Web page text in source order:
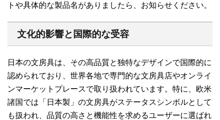
トや具体的な製品名がありましたら、お知らせください。
文化的影響と国際的な受容
日本の文房具は、その高品質と独特なデザインで国際的に
認められており、世界各地で専門的な文房具店やオンライ
ンマーケットプレースで取り扱われています。特に、欧米
諸国では「日本製」の文房具がステータスシンボルとして
も扱われ、品質の高さと機能性を求めるユーザーに選ばれ